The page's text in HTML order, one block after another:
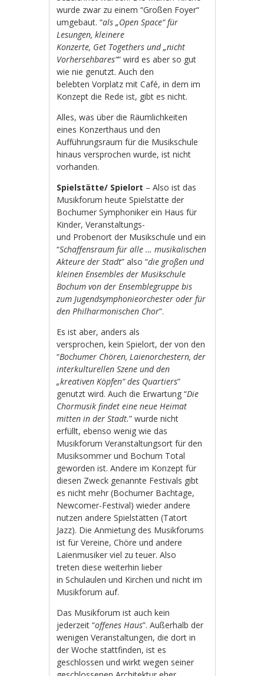
wurde zwar zu einem “Großen Foyer“
umgebaut. “als „Open Space“ für
Lesungen, kleinere
Konzerte, Get Togethers und „nicht
Vorhersehbares“” wird es aber so gut
wie nie genutzt. Auch den
belebten Vorplatz mit Café, in dem im
Konzept die Rede ist, gibt es nicht.
Alles, was über die Räumlichkeiten
eines Konzerthaus und den
Aufführungsraum für die Musikschule
hinaus versprochen wurde, ist nicht
vorhanden.
Spielstätte/ Spielort – Also ist das
Musikforum heute Spielstätte der
Bochumer Symphoniker ein Haus für
Kinder, Veranstaltungs-
und Probenort der Musikschule und ein
“Schaffensraum für alle … musikalischen
Akteure der Stadt” also “die großen und
kleinen Ensembles der Musikschule
Bochum von der Ensemblegruppe bis
zum Jugendsymphonieorchester oder für
den Philharmonischen Chor”.
Es ist aber, anders als
versprochen, kein Spielort, der von den
“Bochumer Chören, Laienorchestern, der
interkulturellen Szene und den
„kreativen Köpfen“ des Quartiers”
genutzt wird. Auch die Erwartung “Die
Chormusik findet eine neue Heimat
mitten in der Stadt.” wurde nicht
erfüllt, ebenso wenig wie das
Musikforum Veranstaltungsort für den
Musiksommer und Bochum Total
geworden ist. Andere im Konzept für
diesen Zweck genannte Festivals gibt
es nicht mehr (Bochumer Bachtage,
Newcomer-Festival) wieder andere
nutzen andere Spielstätten (Tatort
Jazz). Die Anmietung des Musikforums
ist für Vereine, Chöre und andere
Laienmusiker viel zu teuer. Also
treten diese weiterhin lieber
in Schulaulen und Kirchen und nicht im
Musikforum auf.
Das Musikforum ist auch kein
jederzeit “offenes Haus”. Außerhalb der
wenigen Veranstaltungen, die dort in
der Woche stattfinden, ist es
geschlossen und wirkt wegen seiner